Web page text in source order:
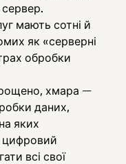
мають сотні й
як «серверні
обробки
хмара —
даних,
яких
цифровий
всі свої